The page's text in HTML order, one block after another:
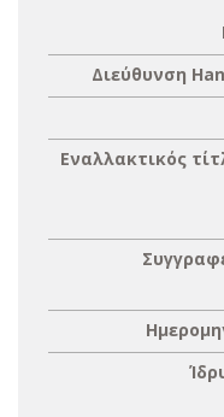
Διεύθυνση
Εναλλακτικός